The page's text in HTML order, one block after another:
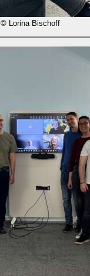
© Lorina Bischoff